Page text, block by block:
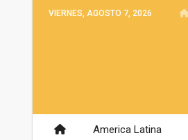
VIERNES, AGOSTO 7, 2026
America Latina